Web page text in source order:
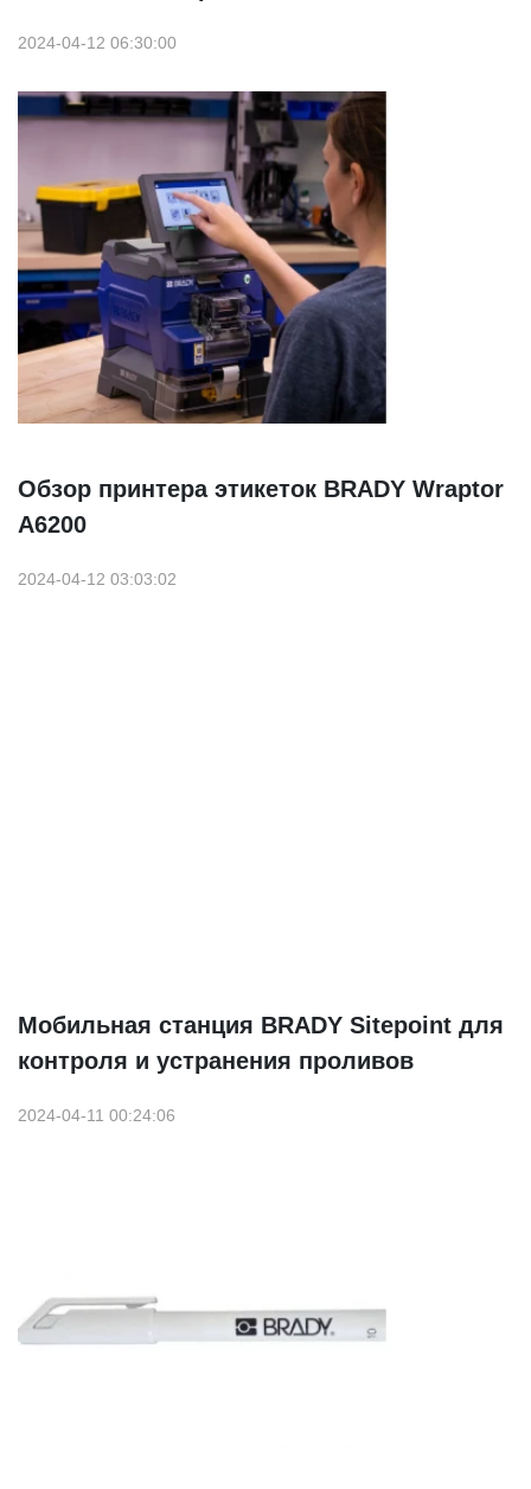
2024-04-12 06:30:00
Обзор принтера этикеток BRADY Wraptor
A6200
2024-04-12 03:03:02
Мобильная станция BRADY Sitepoint для
контроля и устранения проливов
2024-04-11 00:24:06